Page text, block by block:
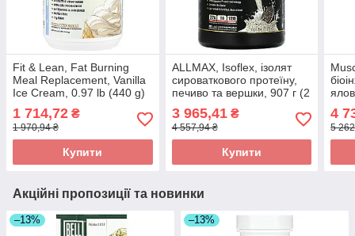
Fit & Lean, Fat Burning
Meal Replacement, Vanilla
Ice Cream, 0.97 lb (440 g)
в Украине оригінал
1 714,72 ₴
1 970,94 ₴
Купити
ALLMAX, Isoflex, ізолят
сироваткового протеїну,
печиво та вершки, 907 г (2
фунти) в Україні оригінал
3 965,41₴
4 557,94 ₴
Купити
(3,7
4
5
Акційні пропозиції та новинки
–13% –13%